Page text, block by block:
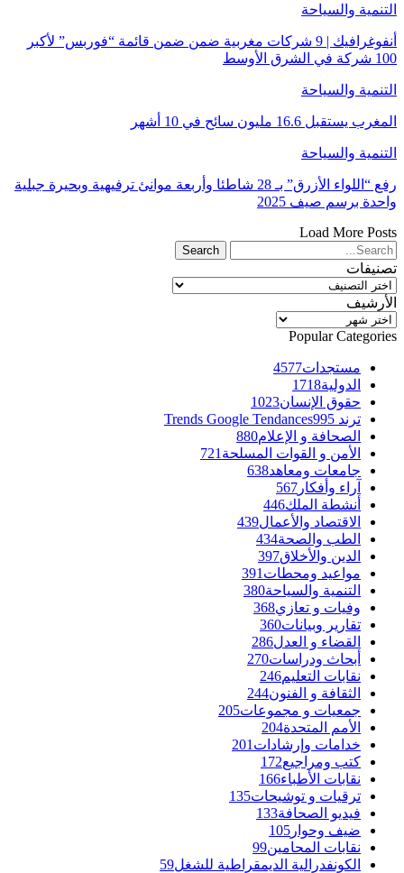
التنمية والسياحة
أنفوغرافيك | 9 شركات مغربية ضمن ضمن قائمة “فوربس” لأكبر
100 شركة في الشرق الأوسط
التنمية والسياحة
المغرب يستقبل 16.6 مليون سائح في 10 أشهر
التنمية والسياحة
رفع “اللواء الأزرق” بـ 28 شاطئا وأربعة موانئ ترفيهية وبحيرة جبلية
واحدة برسم صيف 2025
Load More Posts
تصنيفات
تصنيفات
الأرشيف
الأرشيف
Popular Categories
مستجدات4577
الدولية1718
حقوق الإنسان1023
ترند Trends Google Tendances 995
الصحافة و الإعلام880
الأمن و القوات المسلحة 721
جامعات ومعاهد638
آراء وأفكار 567
أنشطة الملك446
الاقتصاد والأعمال439
الطب والصحة434
الدين والأخلاق397
مواعيد ومحطات 391
التنمية والسياحة380
وفيات و تعازي368
تقارير وبيانات360
القضاء و العدل286
أبحاث ودراسات270
نقابات التعليم246
الثقافة و الفنون244
جمعيات و مجموعات205
الأمم المتحدة204
خدامات وإرشادات 201
كتب ومراجيع172
نقابات الأطباء166
ترقيات و توشيحات135
فيديو الصحافة133
ضيف وحوار 105
نقابات المحامين99
الكونفدرالية الديمقراطية للشغل59